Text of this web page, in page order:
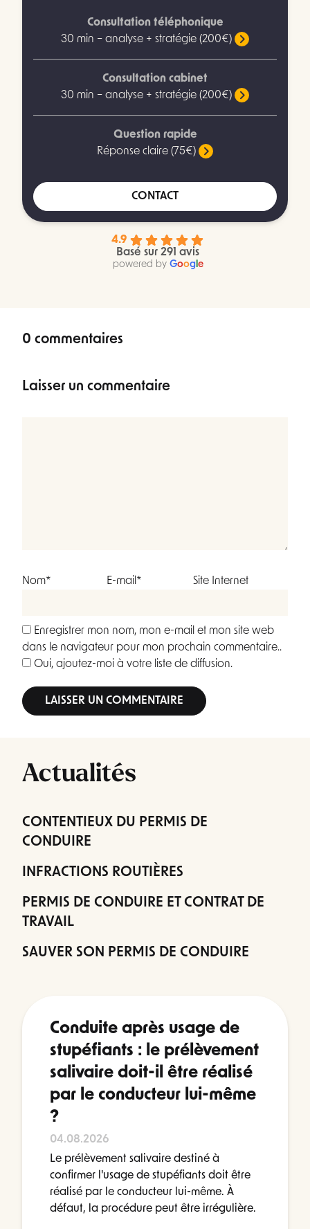
Consultation téléphonique
30 min – analyse + stratégie (200€)
Consultation cabinet
30 min – analyse + stratégie (200€)
Question rapide
Réponse claire (75€)
CONTACT
4.9
Basé sur 291 avis
powered by Googl e
0 commentaires
Laisser un commentaire
Nom* E-mail* Site Internet
Enregistrer mon nom, mon e-mail et mon site web
dans le navigateur pour mon prochain commentaire..
Oui, ajoutez-moi à votre liste de diffusion.
Actualités
CONTENTIEUX DU PERMIS DE
CONDUIRE
INFRACTIONS ROUTIÈRES
PERMIS DE CONDUIRE ET CONTRAT DE
TRAVAIL
SAUVER SON PERMIS DE CONDUIRE
Conduite après usage de
stupéfiants : le prélèvement
salivaire doit-il être réalisé
par le conducteur lui-même
?
04.08.2026
Le prélèvement salivaire destiné à
confirmer l'usage de stupéfiants doit être
réalisé par le conducteur lui-même. À
défaut, la procédure peut être irrégulière.